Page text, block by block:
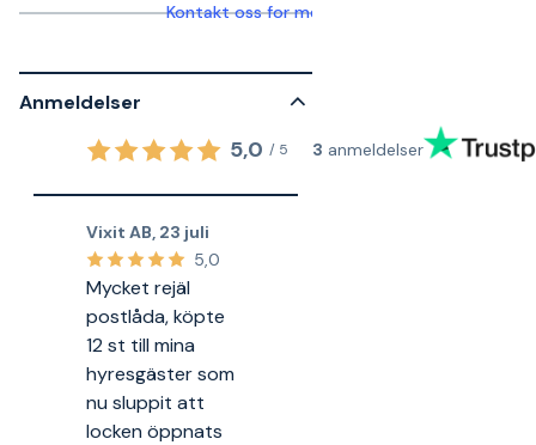
Kontakt oss for mer informasjon
Anmeldelser
5,0 / 5 3 anmeldelser
Vixit AB, 23 juli
5,0
Mycket rejäl
postlåda, köpte
12 st till mina
hyresgäster som
nu sluppit att
locken öppnats